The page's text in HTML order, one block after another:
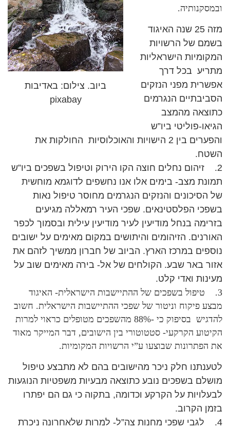
ביוב. צילום: באדיבות
pixabay
ובמסקנותיה.
מזה 25 שנה האיגוד
בשמם של הרשויות
המקומיות הישראליות
מתריע בכל דרך
אפשרית מפני הנזקים
הסביבתיים הנגרמים
כתוצאה מהמצב
הגיאו-פוליטי ביו”ש
והפערים בין 2 הישויות והאוכלוסיות החולקות את
השטח.
2. זיהום נחלים חוצה הקו הירוק וטיפול בשפכים ביו”ש
תמונת מצב- בימים אלו אנו נחשפים לדוגמא מוחשית
של הסיכונים והנזקים הנגרמים מחוסר טיפול נאות
בשפכי הפלסטינאים. שפכי העיר רמאללה מגיעים
בזרימה בנחל מודיעין לעיר מודיעין עילית ובסמוך לכפר
האורנים. הזיהומים והיתושים במקום מאימים על ישובים
נוספים במרכז הארץ. הביוב של חברון ממשיך לזהם את
אזור באר שבע. הקולחים של אל- בירה מאימים שוב על
מעינות ואדי קלט.
3. טיפול בשפכים של ההתיישבות הישראלית- האיגוד
מבצע פיקוח וניטור של שפכי ההתיישבות הישראלית. חשוב
להדגיש בסיפוק כי -88% מהשפכים מטופלים כראוי למרות
הקיטוע הקרקעי- סטטוטורי בין הישובים, דבר המייקר מאוד
את הפתרונות שבוצעו ע”י הרשויות המקומיות.
לטענתנו חלק ניכר מהישובים בהם לא מתבצע טיפול
מושלם בשפכים נובע כתוצאה מבעיות משפטיות הנוגעות
לבעלויות על הקרקע וכדומה, בתקוה כי גם הם יפתרו
בזמן הקרוב.
4. לגבי שפכי מחנות צה”ל- למרות שלאחרונה ניכרת